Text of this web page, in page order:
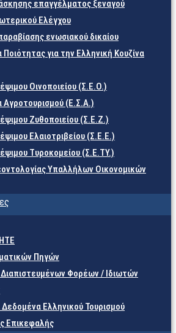
επαγγέλματος ξεναγού
Ελέγχου
ενωσιακού δικαίου
Ποιότητας για την Ελληνική Κουζίνα
Οινοποιείου (Σ.Ε.Ο.)
Αγροτουρισμού (Ε.Σ.Α.)
Ζυθοποιείου (Σ.Ε.Ζ.)
Ελαιοτριβείου (Σ.Ε.Ε.)
Τυροκομείου (Σ.Ε.TY.)
Υπαλλήλων Οικονομικών
Πηγών
Φορέων / Ιδιωτών
Δεδομένα Ελληνικού Τουρισμού
Επικεφαλής